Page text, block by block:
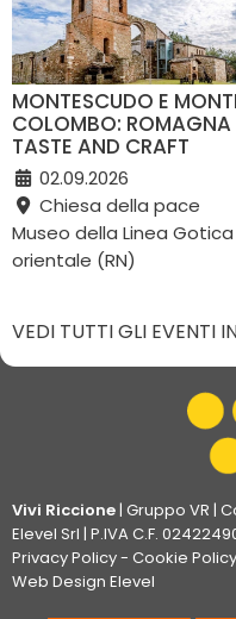
MONTESCUDO E
COLOMBO: ROMAGNA
TASTE AND CRAFT
02.09.2026
Chiesa della pace
Museo della Linea Gotica
orientale (RN)
VEDI TUTTI GLI EVENTI
Vivi Riccione| Gruppo VR |
Elevel Srl | P.IVA C.F.
Privacy Policy- Cookie Policy
Web Design Elevel